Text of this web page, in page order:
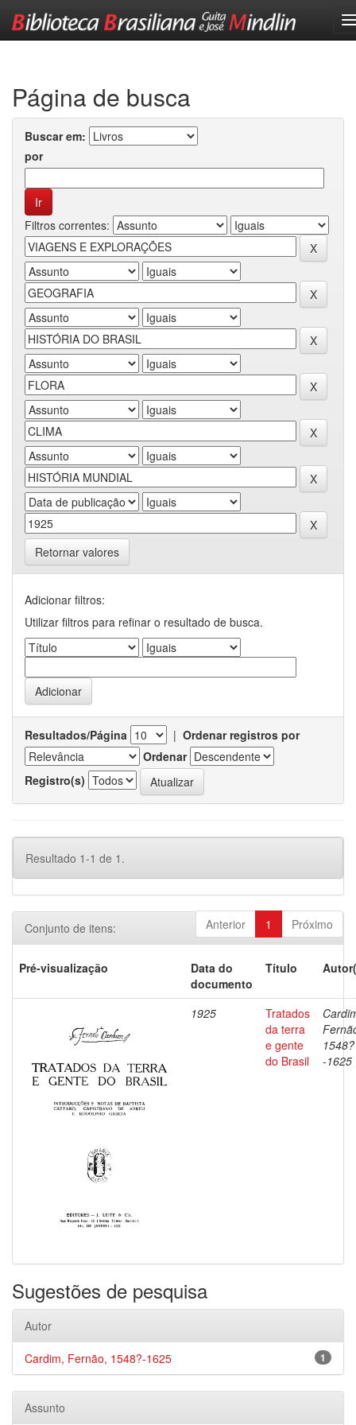
Página de busca
Buscar em:
por
Filtros correntes:
Retornar valores
Adicionar filtros:
Utilizar filtros para refinar o resultado de busca.
Resultados/Página | Ordenar registros por
Ordenar
Registro(s)
Resultado 1-1 de 1.
Anterior 1 Próximo
Conjunto de itens:
Pré-visualização
Data do
documento
Título
1925
Tratados
da terra
e gente
do Brasil
1548?
-1625
Sugestões de pesquisa
Autor
1
Cardim, Fernão, 1548?-1625
Assunto